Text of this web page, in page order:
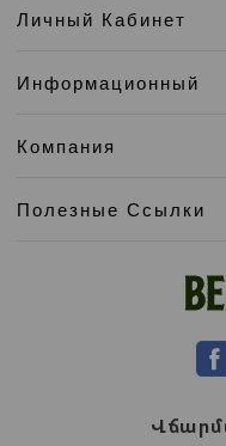
Личный Кабинет
Информационный
Компания
Полезные Ссылки